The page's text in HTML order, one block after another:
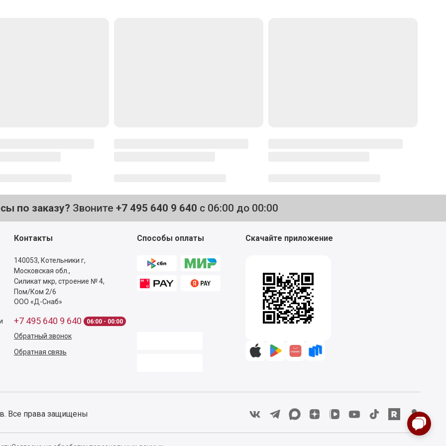
по заказу? Звоните +7 495 640 9 640 с 06:00 до 00:00
Контакты
140053, Котельники г,
Московская обл.,
Силикат мкр, строение № 4,
Пом/Ком 2/6
ООО «Д-Снаб»
+7 495 640 9 640 06:00 - 00:00
Обратный звонок
Обратная связь
Способы оплаты Скачайте приложение
Все права защищены